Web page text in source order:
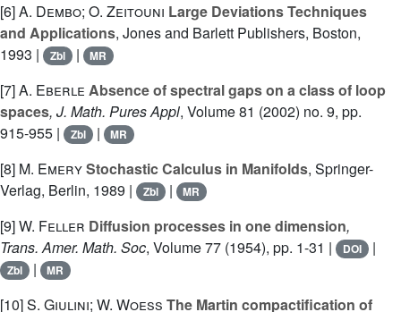
[6]A. Dembo; O. Zeitouni Large Deviations Techniques
and Applications, Jones and Barlett Publishers, Boston,
1993 |
Zbl | MR
[7]A. Eberle Absence of spectral gaps on a class of loop
spaces, J. Math. Pures Appl, Volume 81 (2002) no. 9, pp.
915-955 |
Zbl | MR
[8] M. EmeryStochastic Calculus in Manifolds, Springer-
Verlag, Berlin, 1989 |
Zbl | MR
[9]W. Feller Diffusion processes in one dimension,
Trans. Amer. Math. Soc, Volume 77 (1954), pp. 1-31 | DOI |
Zbl | MR
[10]S. Giulini; W. Woess The Martin compactification of